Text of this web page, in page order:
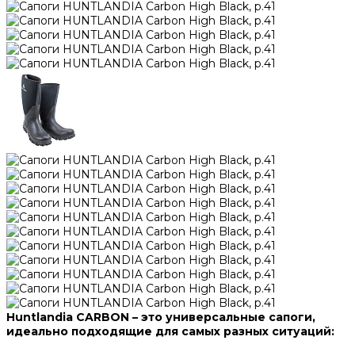
Huntlandia CARBON – это универсальные сапоги,
идеально подходящие для самых разных ситуаций: